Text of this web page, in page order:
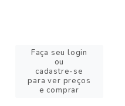
Faça seu login
ou
cadastre-se
para ver preços
e comprar